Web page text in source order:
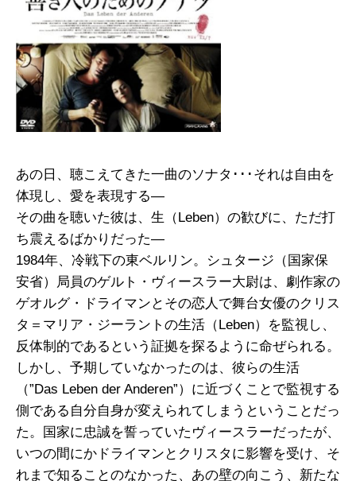
あの日、聴こえてきた一曲のソナタ･･･それは自由を
体現し、愛を表現する―
その曲を聴いた彼は、生（Leben）の歓びに、ただ打
ち震えるばかりだった―
1984年、冷戦下の東ベルリン。シュタージ（国家保
安省）局員のゲルト・ヴィースラー大尉は、劇作家の
ゲオルグ・ドライマンとその恋人で舞台女優のクリス
タ＝マリア・ジーラントの生活（Leben）を監視し、
反体制的であるという証拠を探るように命ぜられる。
しかし、予期していなかったのは、彼らの生活
（”Das Leben der Anderen”）に近づくことで監視する
側である自分自身が変えられてしまうということだっ
た。国家に忠誠を誓っていたヴィースラーだったが、
いつの間にかドライマンとクリスタに影響を受け、そ
れまで知ることのなかった、あの壁の向こう、新たな